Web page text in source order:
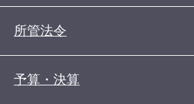
所管法令
予算・決算